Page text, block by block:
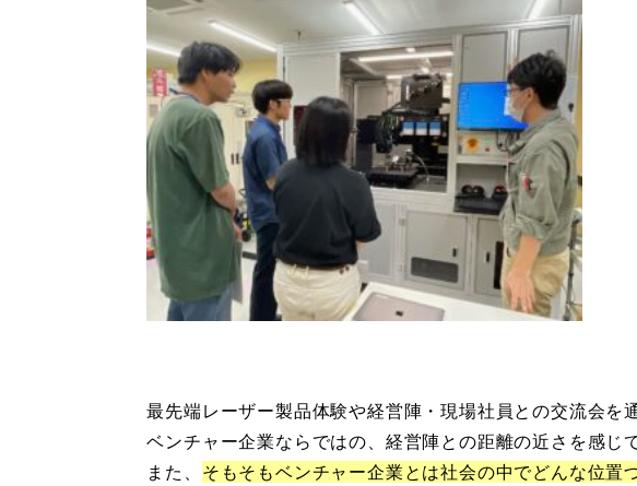
最先端レーザー製品体験や経営陣・現場社員との交流会を
ベンチャー企業ならではの、経営陣との距離の近さを感じ
また、 そもそもベンチャー企業とは社会の中でどんな位置